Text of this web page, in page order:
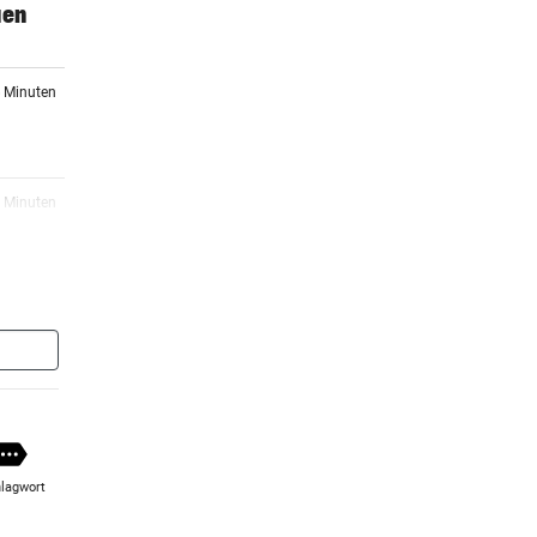
Minuten
Minuten
Tag
Stunde